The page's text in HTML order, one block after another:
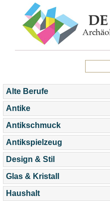
Alte Berufe
Antike
Antikschmuck
Antikspielzeug
Design & Stil
Glas & Kristall
Haushalt